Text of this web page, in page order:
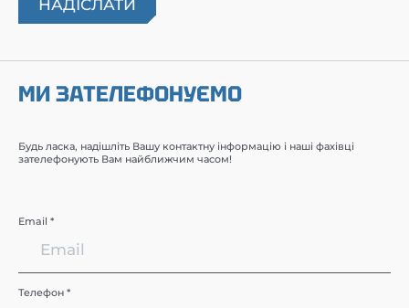
МИ ЗАТЕЛЕФОНУЄМО
Будь ласка, надішліть Вашу контактну інформацію і наші фахівці
зателефонують Вам найближчим часом!
Email *
Телефон *